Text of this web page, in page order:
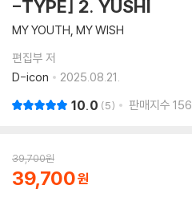
-TYPE] 2. YUSHI
MY YOUTH, MY WISH
편집부 저
D-icon
2025.08.21.
10.0 5 판매지수 156
39,700원
39,700